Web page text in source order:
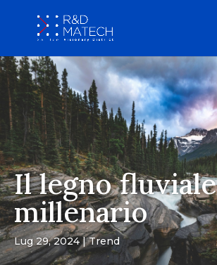
Il legno fluviale
millenario
Lug 29, 2024 Trend